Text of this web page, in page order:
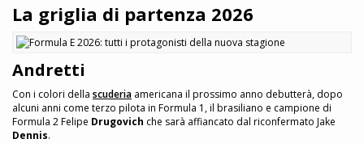
La griglia di partenza 2026
Andretti
Con i colori della scuderia americana il prossimo anno debutterà, dopo
alcuni anni come terzo pilota in Formula 1, il brasiliano e campione di
Formula 2 Felipe Drugovich che sarà affiancato dal riconfermato Jake
Dennis.